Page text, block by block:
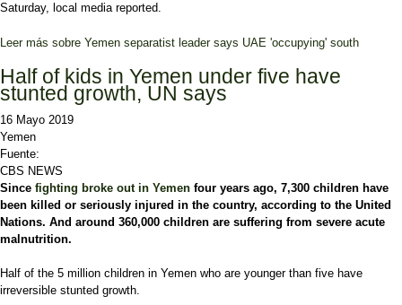
Saturday, local media reported.
Leer más sobre Yemen separatist leader says UAE 'occupying' south
Half of kids in Yemen under five have
stunted growth, UN says
16 Mayo 2019
Yemen
Fuente:
CBS NEWS
Since fighting broke out in Yemen four years ago, 7,300 children have
been killed or seriously injured in the country, according to the United
Nations. And around 360,000 children are suffering from severe acute
malnutrition.
Half of the 5 million children in Yemen who are younger than five have
irreversible stunted growth.